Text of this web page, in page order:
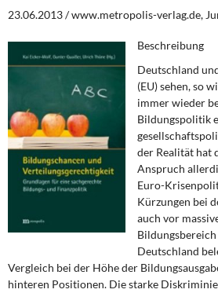
Steuer- und Finanzpolitik
Öffentliche Infrastruktur und
Eurokrise und Griechenland
DIE LINKE
Institut Solidarische Moderne
23.06.2013 / www.metropolis-verlag.de,
Beschreibung
Deutschland
(EU) sehen, so
immer wieder
Bildungspolitik
der Realität hat
Anspruch
Euro-
Kürzungen bei
auch vor
Deutschland
Vergleich bei der Höhe der
hinteren Positionen. Die starke